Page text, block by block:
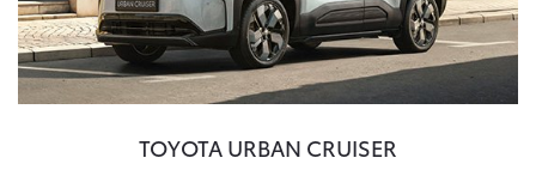
TOYOTA URBAN CRUISER